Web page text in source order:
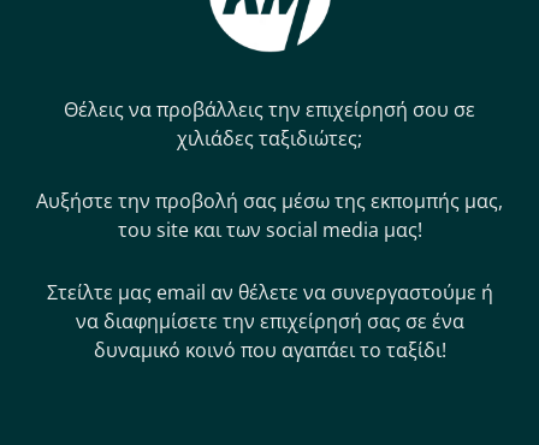
Θέλεις να προβάλλεις την επιχείρησή σου σε
χιλιάδες ταξιδιώτες;
Αυξήστε την προβολή σας μέσω της εκπομπής μας,
του site και των social media μας!
Στείλτε μας email αν θέλετε να συνεργαστούμε ή
να διαφημίσετε την επιχείρησή σας σε ένα
δυναμικό κοινό που αγαπάει το ταξίδι!